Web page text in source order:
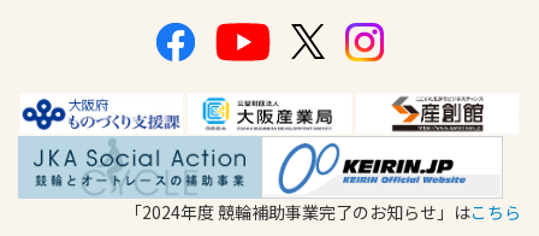
「2024年度 競輪補助事業完了のお知らせ」はこちら